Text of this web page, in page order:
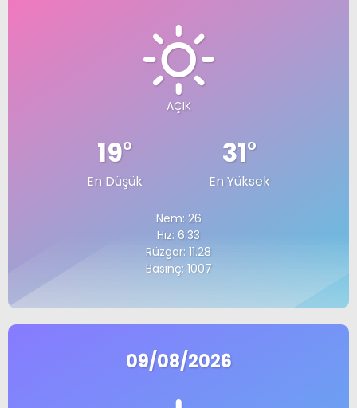
AÇIK
19°
En Düşük
31°
En Yüksek
Nem: 26
Hız: 6.33
Rüzgar: 11.28
Basınç: 1007
09/08/2026